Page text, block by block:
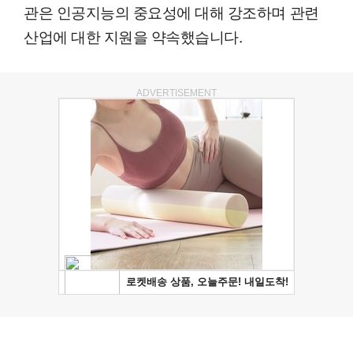
관은 인공지능의 중요성에 대해 강조하며 관련
산업에 대한 지원을 약속했습니다.
ADVERTISEMENT